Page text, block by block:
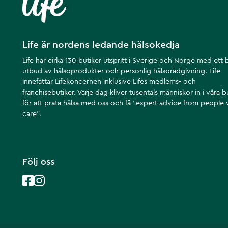
Life är nordens ledande hälsokedja
Life har cirka 130 butiker utspritt i Sverige och Norge med ett
utbud av hälsoprodukter och personlig hälsorådgivning. Life
innefattar Lifekoncernen inklusive Lifes medlems- och
franchisebutiker. Varje dag kliver tusentals människor in i våra
för att prata hälsa med oss och få ”expert advice from people
care”.
Följ oss